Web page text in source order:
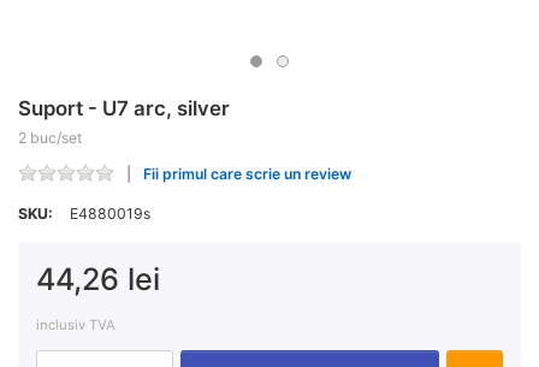
Suport - U7 arc, silver
2 buc/set
Fii primul care scrie un review
SKU: E4880019s
44,26 lei
inclusiv TVA